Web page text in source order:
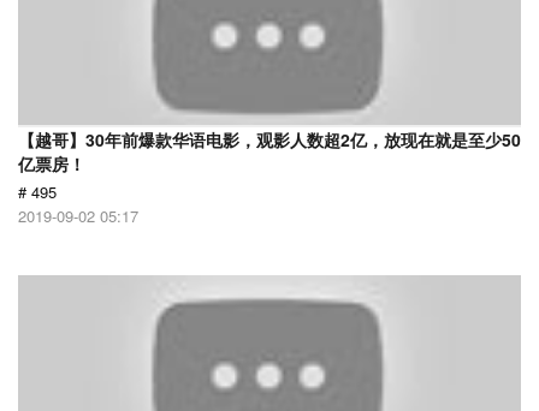
【越哥】30年前爆款华语电影，观影人数超2亿，放现在就是至少50
亿票房！
# 495
2019-09-02 05:17